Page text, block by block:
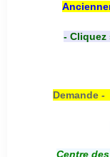
- Cliquez
Demande -
Centre